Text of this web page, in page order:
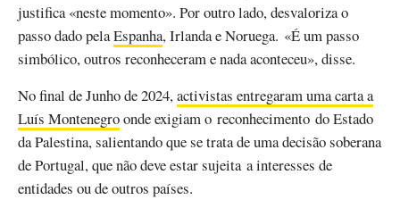
justifica «neste momento». Por outro lado, desvaloriza o
passo dado pelaEspanha, Irlanda e Noruega. «É um passo
simbólico, outros reconheceram e nada aconteceu», disse.
No final de Junho de 2024,activistas entregaram uma carta a
Luís Montenegroonde exigiam o reconhecimento do Estado
da Palestina, salientando que se trata de uma decisão soberana
de Portugal, que não deve estar sujeita a interesses de
entidades ou de outros países.